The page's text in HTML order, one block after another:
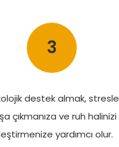
3
destek almak, stresle
çıkmanıza ve ruh halinizi
yardımcı olur.